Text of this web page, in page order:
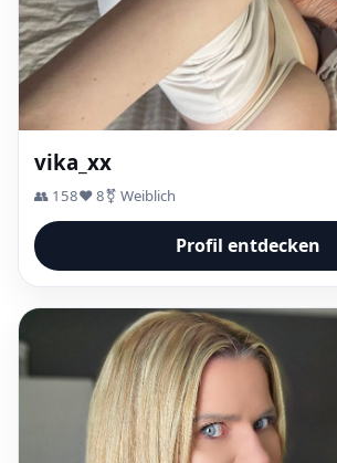
vika_xx
👥 158❤️ 8⚧ Weiblich
Profil entdecken